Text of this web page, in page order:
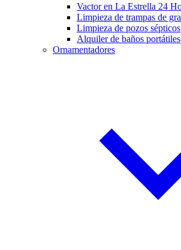
Vactor en La Estrella 24
Limpieza de trampas de
Limpieza de pozos sépticos
Alquiler de baños portátiles
Ornamentadores